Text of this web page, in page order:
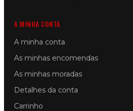
A MINHA CONTA
A minha conta
As minhas encomendas
As minhas moradas
Detalhes da conta
Carrinho